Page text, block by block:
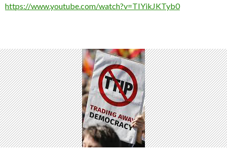
https://www.youtube.com/watch?v=TIYikJKTyb0